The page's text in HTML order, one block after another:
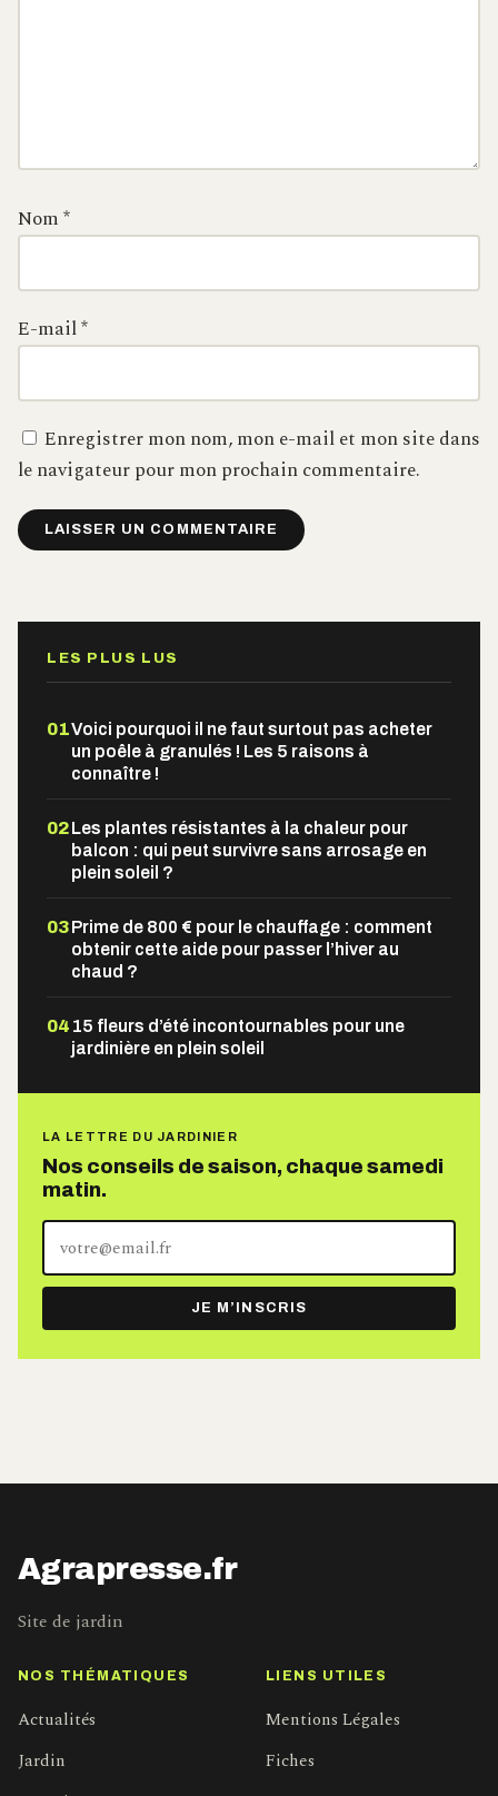
Nom*
E-mail*
Enregistrer mon nom, mon e-mail et mon site dans
le navigateur pour mon prochain commentaire.
LES PLUS LUS
01Voici pourquoi il ne faut surtout pas acheter
un poêle à granulés ! Les 5 raisons à
connaître !
02Les plantes résistantes à la chaleur pour
balcon : qui peut survivre sans arrosage en
plein soleil ?
03Prime de 800 € pour le chauffage : comment
obtenir cette aide pour passer l’hiver au
chaud ?
04 15 fleurs d’été incontournables pour une
jardinière en plein soleil
LA LETTRE DU JARDINIER
Nos conseils de saison, chaque samedi
matin.
adresse
e-
mail
JE M’INSCRIS
Agrapresse.fr
Site de jardin
NOS THÉMATIQUES
Actualités
Jardin
LIENS UTILES
Mentions Légales
Fiches